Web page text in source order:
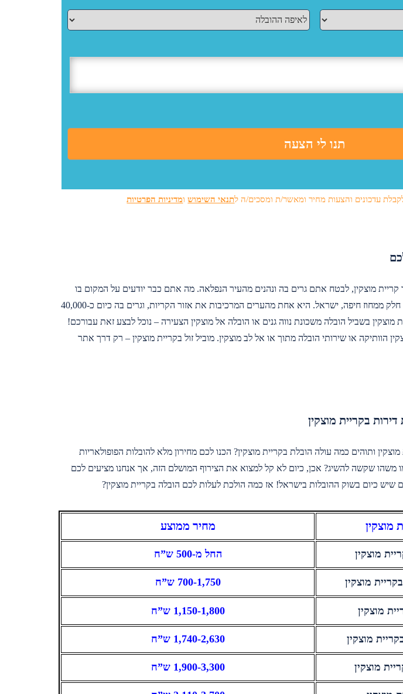
עדכונים והצעות מחיר ומאשר/ת ומסכים/ה לתנאי השימושומדיניות הפרטיות
מוצקין, לבטח אתם גרים בה ונהנים מהעיר הנפלאה. מה אתם כבר יודעים על המקום בו
אתם גרים? בשנת 1976 היא הוכרזה כעיר, והינה חלק ממחוז חיפה, ישראל. היא אחת מהערים המרכיבות את אזור הקריות, וגרים בה כיום כ-40,000
בשביל הובלה משכונת נווה גנים או הובלה אל מוצקין הצעירה – נוכל לבצע זאת עבורכם!
הוותיקה או שירותי הובלה מתוך או אל לב מוצקין. מוביל זול בקריית מוצקין – רק דרך אתר
בקריית מוצקין
ותוהים כמה עולה הובלת בקריית מוצקין? הכנו לכם מחירון מלא להובלות הפופולאריות
משהו שקשה להשיג? אכן, כיום לא קל למצוא את הצירוף המושלם הזה, אך אנחנו מציעים לכם
שיש כיום בשוק ההובלות בישראל! אז כמה הולכת לעלות לכם הובלה בקריית מוצקין?
מוצקין מחיר ממוצע
מוצקין החל מ-500 ש”ח
700-1,750 ש”ח
1,150-1,800 ש”ח
1,740-2,630 ש”ח
1,900-3,300 ש”ח